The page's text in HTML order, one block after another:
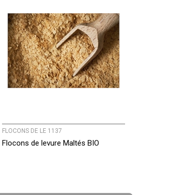
FLOCONS DE LE 1137
Flocons de levure Maltés BIO